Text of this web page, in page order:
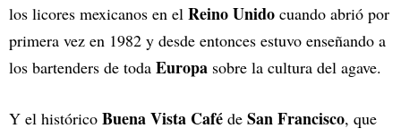
los licores mexicanos en el Reino Unido cuando abrió por
primera vez en 1982 y desde entonces estuvo enseñando a
los bartenders de toda Europa sobre la cultura del agave.
Y el histórico Buena Vista Café de San Francisco, que